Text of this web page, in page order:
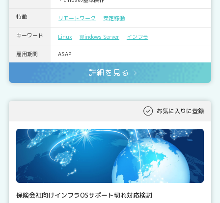
特徴 リモートワーク 安定稼働
キーワード Linux Windows Server インフラ
雇用期間 ASAP
詳細を見る
お気に入りに登録
保険会社向けインフラOSサポート切れ対応検討